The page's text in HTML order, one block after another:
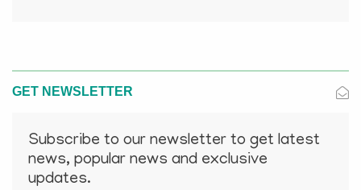
GET NEWSLETTER
Subscribe to our newsletter to get latest
news, popular news and exclusive
updates.